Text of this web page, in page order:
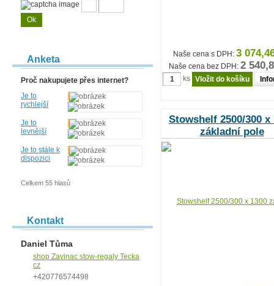
Naše cena s DPH: 3
Naše cena bez DPH: 2
ks
Stowshelf 2500/300 x
základní pole
Anketa
Proč nakupujete přes internet?
Je to
rychlejší
Je to
levnější
Je to stále k
dispozici
Celkem 55 hlasů
Kontakt
Daniel Tůma
shop Zavinac stow-regaly Tecka
cz
+420776574498